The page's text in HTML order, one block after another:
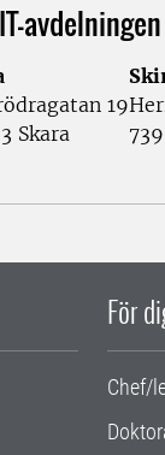
avdelningen
19
Skara
För
Chef/